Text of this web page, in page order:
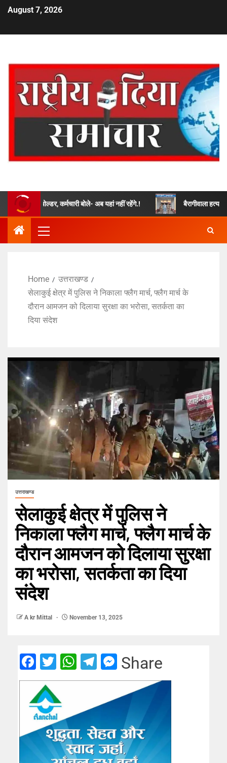
August 7, 2026
बोल्डर, कर्मचारी बोले- अब यहां नहीं रहेंगे.! बैरागीवाला हत्याकांड के
Home
उत्तराखण्ड
सेलाकुई क्षेत्र में पुलिस ने निकाला फ्लैग मार्च, फ्लैग मार्च के
दौरान आमजन को दिलाया सुरक्षा का भरोसा, सतर्कता का
दिया संदेश
उत्तराखण्ड
सेलाकुई क्षेत्र में पुलिस ने
निकाला फ्लैग मार्च, फ्लैग मार्च के
दौरान आमजन को दिलाया सुरक्षा
का भरोसा, सतर्कता का दिया
संदेश
A kr Mittal November 13, 2025
Facebook
Twitter
WhatsApp
Telegram
Messenger
Share